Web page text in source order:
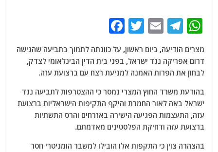
W
at
s
A
p
p
T
e
g
ra
m
E
ai
l
T
itt
er
c
e
b
o
o
k
מצרים הודיעה, ביום ראשון, על כוונתה לתמוך בתביעה שהגישה
דרום אפריקה נגד ישראל, בפני בית הדין הבינלאומי לצדק,
לבחון את הפרות האמנה למניעת רצח עם ברצועת עזה.
בהודעת משרד החוץ המצרי נמסר כי ההצטרפות לתביעה נגד
ישראל באה לאור החמרת והיקף התקיפות הישראליות ברצועת
עזה, התעצמות הפגיעה הישירה באזרחים והרס התשתיות
ברצועת עזה ודחיקת הפלסטינים מאדמתם.
בהצהרה צוין כי התקפות אלו הובילו למשבר הומניטרי חסר